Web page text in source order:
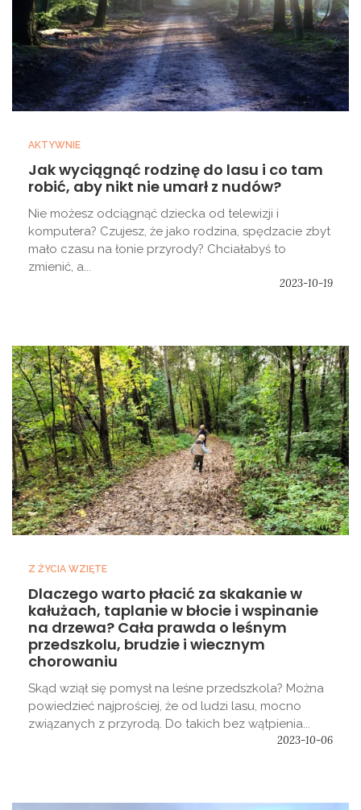
AKTYWNIE
Jak wyciągnąć rodzinę do lasu i co tam
robić, aby nikt nie umarł z nudów?
Nie możesz odciągnąć dziecka od telewizji i
komputera? Czujesz, że jako rodzina, spędzacie zbyt
mało czasu na łonie przyrody? Chciałabyś to
zmienić, a...
2023-10-19
Z ŻYCIA WZIĘTE
Dlaczego warto płacić za skakanie w
kałużach, taplanie w błocie i wspinanie
na drzewa? Cała prawda o leśnym
przedszkolu, brudzie i wiecznym
chorowaniu
Skąd wziął się pomysł na leśne przedszkola? Można
powiedzieć najprościej, że od ludzi lasu, mocno
związanych z przyrodą. Do takich bez wątpienia...
2023-10-06